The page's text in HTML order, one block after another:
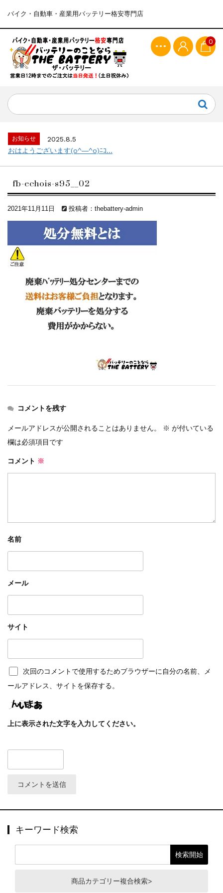
バイク・自動車・産業用バッテリー格安専門店
0
お知らせ
2025.8.5
おはようございます(o^―^o)ﾆｺ...
fb-echois-s95__02
2021年11月11日 投稿者：thebattery-admin
コメントを残す
メールアドレスが公開されることはありません。 ※ が付いている
欄は必須項目です
コメント ※
名前
メール
サイト
次回のコメントで使用するためブラウザーに自分の名前、メ
ールアドレス、サイトを保存する。
上に表示された文字を入力してください。
キーワード検索
商品カテゴリー複合検索>